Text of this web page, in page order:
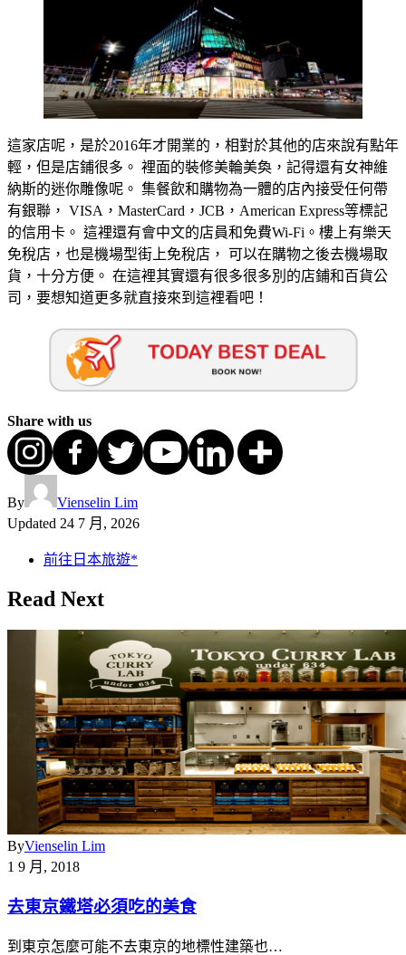
這家店呢，是於2016年才開業的，相對於其他的店來說有點年
輕，但是店鋪很多。 裡面的裝修美輪美奐，記得還有女神維
納斯的迷你雕像呢。 集餐飲和購物為一體的店內接受任何帶
有銀聯， VISA，MasterCard，JCB，American Express等標記
的信用卡。 這裡還有會中文的店員和免費Wi-Fi。樓上有樂天
免稅店，也是機場型街上免稅店， 可以在購物之後去機場取
貨，十分方便。 在這裡其實還有很多很多別的店鋪和百貨公
司，要想知道更多就直接來到這裡看吧！
Share with us
By
Vienselin Lim
Updated 24 7 月, 2026
前往日本旅遊*
Read Next
ByVienselin Lim
1 9 月, 2018
去東京鐵塔必須吃的美食
到東京怎麼可能不去東京的地標性建築也…